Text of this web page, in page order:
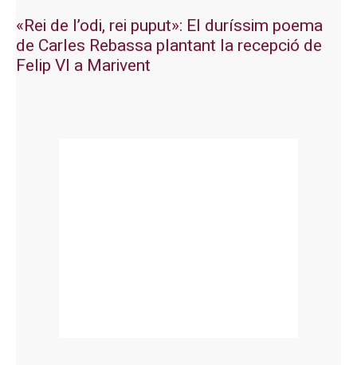
«Rei de l’odi, rei puput»: El duríssim poema
de Carles Rebassa plantant la recepció de
Felip VI a Marivent